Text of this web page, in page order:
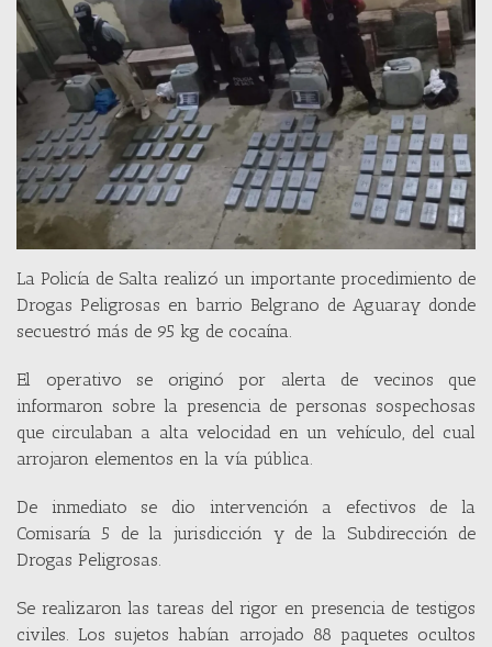
La Policía de Salta realizó un importante procedimiento de
Drogas Peligrosas en barrio Belgrano de Aguaray donde
secuestró más de 95 kg de cocaína.
El operativo se originó por alerta de vecinos que
informaron sobre la presencia de personas sospechosas
que circulaban a alta velocidad en un vehículo, del cual
arrojaron elementos en la vía pública.
De inmediato se dio intervención a efectivos de la
Comisaría 5 de la jurisdicción y de la Subdirección de
Drogas Peligrosas.
Se realizaron las tareas del rigor en presencia de testigos
civiles. Los sujetos habían arrojado 88 paquetes ocultos